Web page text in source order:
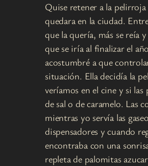
Quise retener a la pelirroja
quedara en la ciudad.
que la quería, más se reía
que se iría al finalizar el
acostumbré a que
situación. Ella decidía la
veríamos en el cine y si las
de sal o de caramelo. Las
mientras yo servía las
dispensadores y cuando
encontraba con una
repleta de palomitas